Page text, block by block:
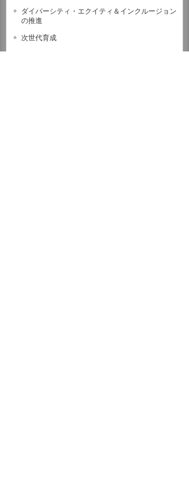
ダイバーシティ・エクイティ＆インクルージョン
の推進
次世代育成